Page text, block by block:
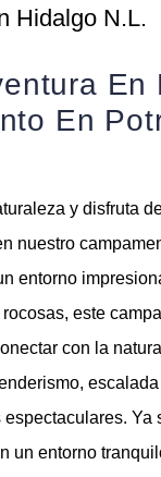
Hidalgo N.L.
En
En
y disfruta
nuestro
entorno
este
con la
Ya
un entorno